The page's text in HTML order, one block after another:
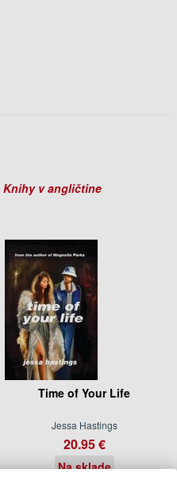
Knihy v angličtine
Time of Your Life
Jessa Hastings
20.95 €
Na sklade